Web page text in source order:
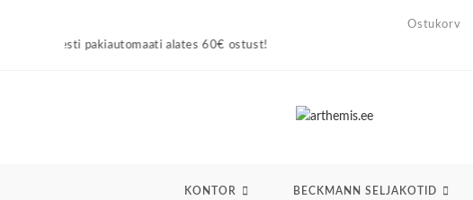
Ostukorv
alates 60€ ostust!
KONTOR BECKMANN SELJAKOTID